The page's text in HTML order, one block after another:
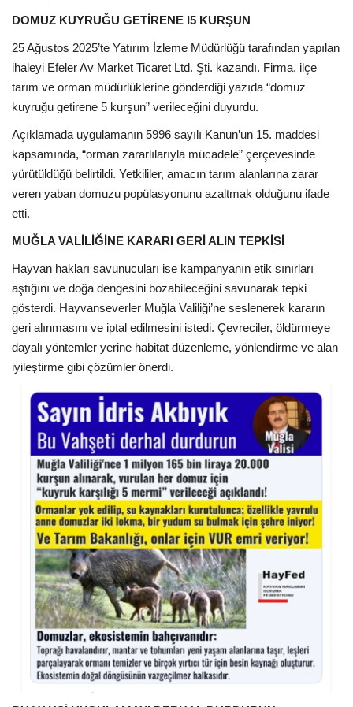
DOMUZ KUYRUĞU GETİRENE I5 KURŞUN
25 Ağustos 2025’te Yatırım İzleme Müdürlüğü tarafından yapılan
ihaleyi Efeler Av Market Ticaret Ltd. Şti. kazandı. Firma, ilçe
tarım ve orman müdürlüklerine gönderdiği yazıda “domuz
kuyruğu getirene 5 kurşun” verileceğini duyurdu.
Açıklamada uygulamanın 5996 sayılı Kanun’un 15. maddesi
kapsamında, “orman zararlılarıyla mücadele” çerçevesinde
yürütüldüğü belirtildi. Yetkililer, amacın tarım alanlarına zarar
veren yaban domuzu popülasyonunu azaltmak olduğunu ifade
etti.
MUĞLA VALİLİĞİNE KARARI GERİ ALIN TEPKİSİ
Hayvan hakları savunucuları ise kampanyanın etik sınırları
aştığını ve doğa dengesini bozabileceğini savunarak tepki
gösterdi. Hayvanseverler Muğla Valiliği’ne seslenerek kararın
geri alınmasını ve iptal edilmesini istedi. Çevreciler, öldürmeye
dayalı yöntemler yerine habitat düzenleme, yönlendirme ve alan
iyileştirme gibi çözümler önerdi.